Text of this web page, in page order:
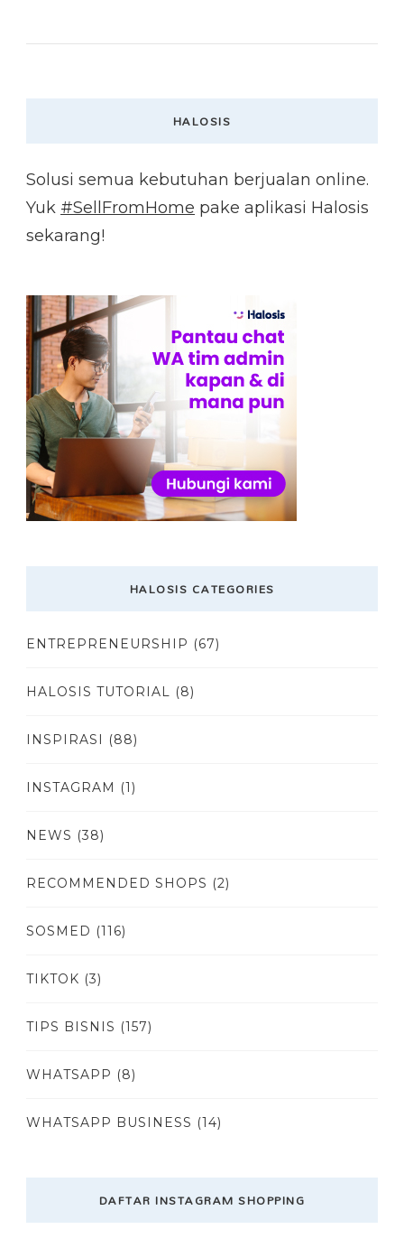
HALOSIS
Solusi semua kebutuhan berjualan online.
Yuk #SellFromHome pake aplikasi Halosis
sekarang!
HALOSIS CATEGORIES
ENTREPRENEURSHIP (67)
HALOSIS TUTORIAL (8)
INSPIRASI (88)
INSTAGRAM (1)
NEWS (38)
RECOMMENDED SHOPS (2)
SOSMED (116)
TIKTOK (3)
TIPS BISNIS (157)
WHATSAPP (8)
WHATSAPP BUSINESS (14)
DAFTAR INSTAGRAM SHOPPING